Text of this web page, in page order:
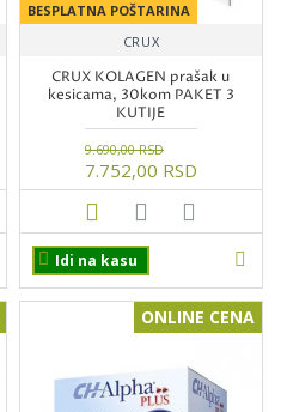
BESPLATNA POŠTARINA
CRUX
CRUX KOLAGEN prašak u
kesicama, 30kom PAKET 3
KUTIJE
7.752,00 RSD
9.690,00 RSD
Idi na kasu
ONLINE CENA